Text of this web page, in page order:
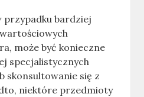
przypadku bardziej
może być konieczne
specjalistycznych
skonsultowanie się z
niektóre przedmioty